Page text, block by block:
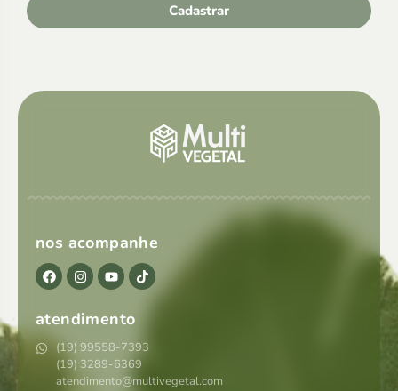
Cadastrar
nos acompanhe
atendimento
(19) 99558-7393
(19) 3289-6369
atendimento@multivegetal.com